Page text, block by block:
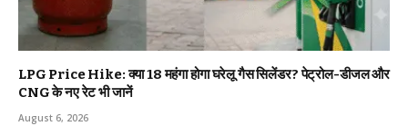
LPG Price Hike: क्या ₹18 महंगा होगा घरेलू गैस सिलेंडर? पेट्रोल-डीजल और
CNG के नए रेट भी जानें
August 6, 2026